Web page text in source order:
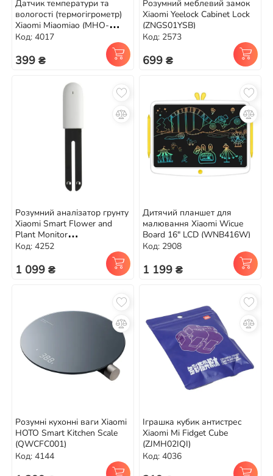
Датчик температури та
вологості (термогігрометр)
Xiaomi Miaomiao (MHO-
C601)
Код: 4017
399 ₴
Розумний меблевий замок
Xiaomi Yeelock Cabinet Lock
(ZNGS01YSB)
Код: 2573
699 ₴
Розумний аналізатор грунту
Xiaomi Smart Flower and
Plant Monitor
(HHCCJCY01HHCC) White
Код: 4252
1 099 ₴
Дитячий планшет для
малювання Xiaomi Wicue
Board 16" LCD (WNB416W)
Код: 2908
1 199 ₴
Розумні кухонні ваги Xiaomi
HOTO Smart Kitchen Scale
(QWCFC001)
Код: 4144
Іграшка кубик антистрес
Xiaomi Mi Fidget Cube
(ZJMH02IQI)
Код: 4036